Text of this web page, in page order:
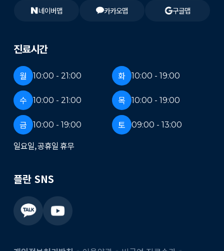
진료시간
월 10:00 - 21:00 화 10:00 - 19:00
수 10:00 - 21:00 목 10:00 - 19:00
금 10:00 - 19:00 토 09:00 - 13:00
일요일, 공휴일 휴무
네이버맵 카카오맵 구글맵
플란 SNS